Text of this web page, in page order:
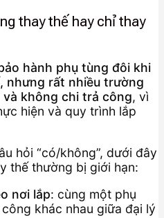
thay thế hay chỉ thay
hành phụ tùng đôi khi
nhưng rất nhiều trường
không chi trả công, vì
hiện và quy trình lắp
hỏi “có/không”, dưới đây
thế thường bị giới hạn:
nơi lắp: cùng một phụ
khác nhau giữa đại lý